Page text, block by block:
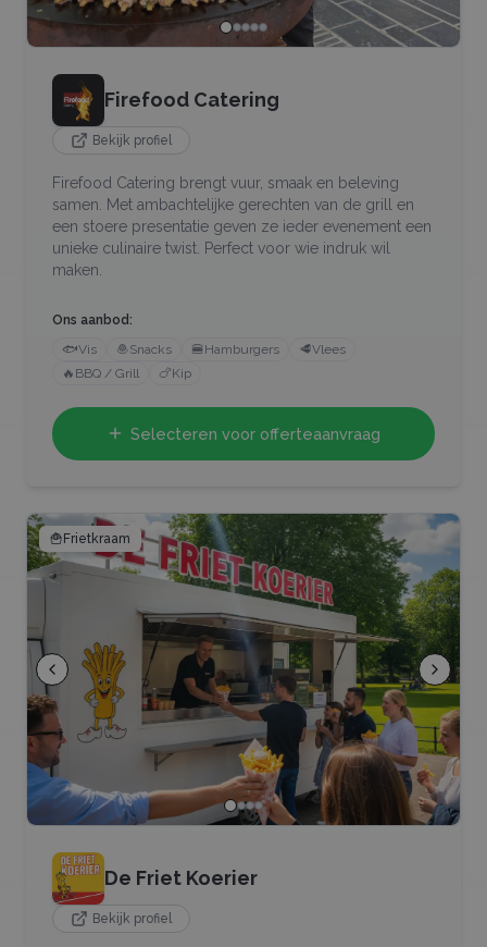
Firefood Catering
Bekijk profiel
Firefood Catering brengt vuur, smaak en beleving
samen. Met ambachtelijke gerechten van de grill en
een stoere presentatie geven ze ieder evenement een
unieke culinaire twist. Perfect voor wie indruk wil
maken.
Ons aanbod:
🐟Vis 🧆Snacks 🍔Hamburgers 🥩Vlees
🔥 BBQ / Grill 🍗Kip
Selecteren voor offerteaanvraag
🍟Frietkraam
De Friet Koerier
Bekijk profiel